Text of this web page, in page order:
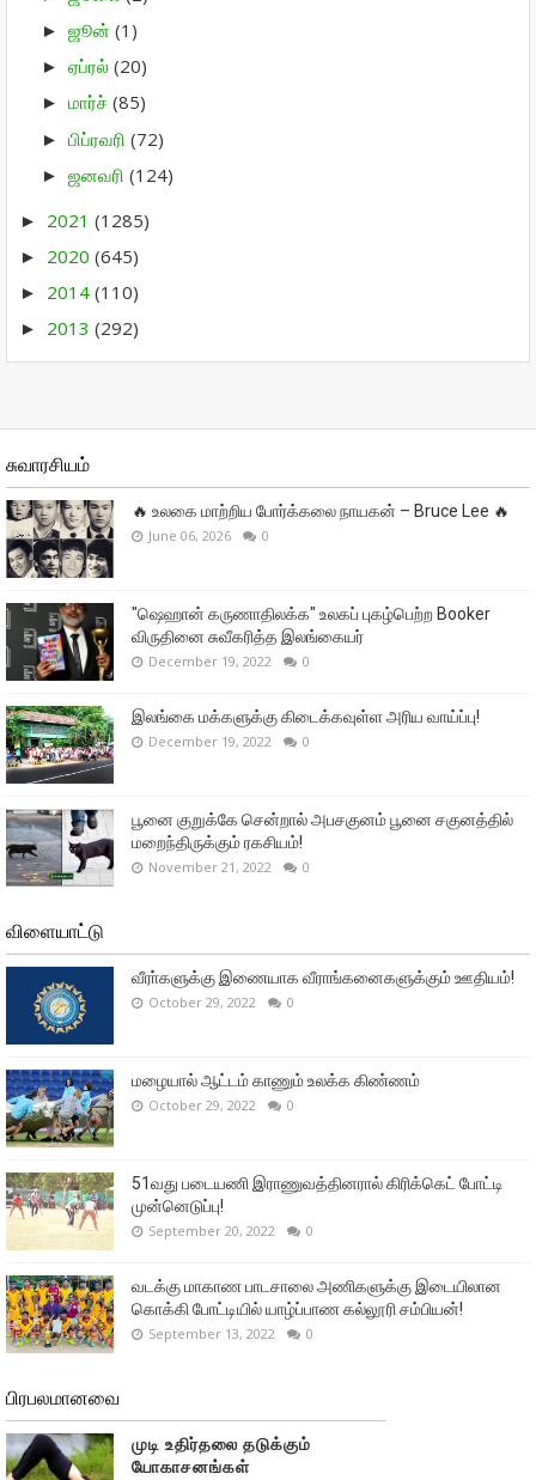
► ஜூன் (1)
► ஏப்ரல் (20)
► மார்ச் (85)
► பிப்ரவரி (72)
► ஜனவரி (124)
► 2021 (1285)
► 2020 (645)
► 2014 (110)
► 2013 (292)
சுவாரசியம்
🔥 உலகை மாற்றிய போர்க்கலை நாயகன் – Bruce Lee 🔥
June 06, 2026 0
"ஷெஹான் கருணாதிலக்க" உலகப் புகழ்பெற்ற Booker
விருதினை சுவீகரித்த இலங்கையர்
December 19, 2022 0
இலங்கை மக்களுக்கு கிடைக்கவுள்ள அரிய வாய்ப்பு!
December 19, 2022 0
பூனை குறுக்கே சென்றால் அபசகுனம் பூனை சகுனத்தில்
மறைந்திருக்கும் ரகசியம்!
November 21, 2022 0
விளையாட்டு
வீரா்களுக்கு இணையாக வீராங்கனைகளுக்கும் ஊதியம்!
October 29, 2022 0
மழையால் ஆட்டம் காணும் உலக்க கிண்ணம்
October 29, 2022 0
51வது படையணி இராணுவத்தினரால் கிரிக்கெட் போட்டி
முன்னெடுப்பு!
September 20, 2022 0
வடக்கு மாகாண பாடசாலை அணிகளுக்கு இடையிலான
கொக்கி போட்டியில் யாழ்ப்பாண கல்லூரி சம்பியன்!
September 13, 2022 0
பிரபலமானவை
முடி உதிர்தலை தடுக்கும்
யோகாசனங்கள்